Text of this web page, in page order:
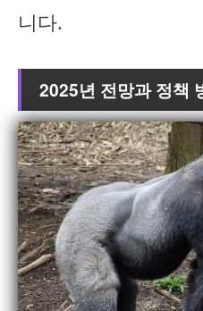
니다.
2025년 전망과 정책